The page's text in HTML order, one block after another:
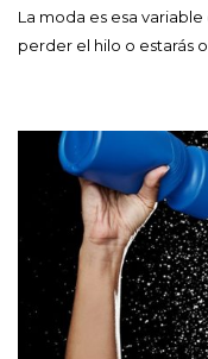
La moda es esa
perder el hilo o estarás